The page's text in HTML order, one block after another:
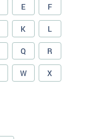
E F
K L
Q R
W X